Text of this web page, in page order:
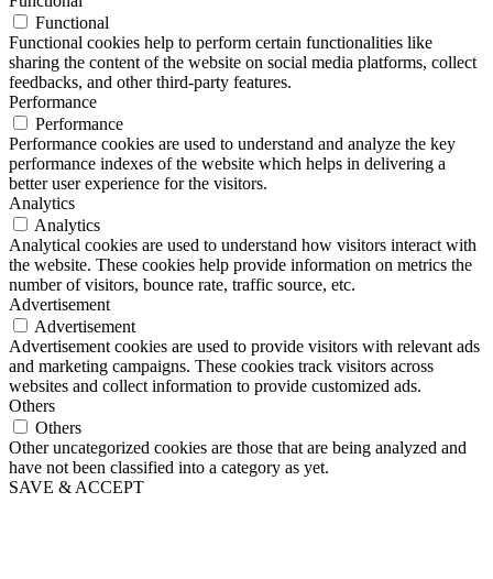
Functional
Functional cookies help to perform certain functionalities like
sharing the content of the website on social media platforms, collect
feedbacks, and other third-party features.
Performance
Performance
Performance cookies are used to understand and analyze the key
performance indexes of the website which helps in delivering a
better user experience for the visitors.
Analytics
Analytics
Analytical cookies are used to understand how visitors interact with
the website. These cookies help provide information on metrics the
number of visitors, bounce rate, traffic source, etc.
Advertisement
Advertisement
Advertisement cookies are used to provide visitors with relevant ads
and marketing campaigns. These cookies track visitors across
websites and collect information to provide customized ads.
Others
Others
Other uncategorized cookies are those that are being analyzed and
have not been classified into a category as yet.
SAVE & ACCEPT